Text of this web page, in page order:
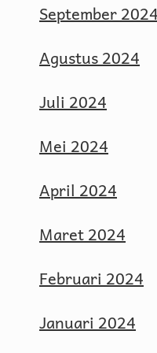
September
Agustus 2024
Juli 2024
Mei 2024
April 2024
Maret 2024
Februari 2024
Januari 2024